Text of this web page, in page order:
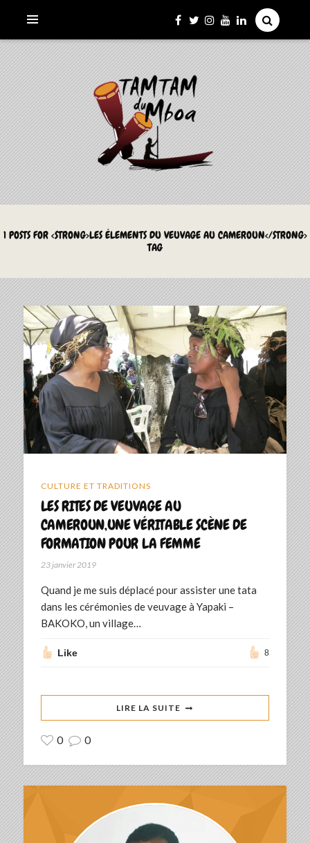
LE TAMTAM DU MBOA
La Culture du Mboa Dévoilée !
1 POSTS FOR <STRONG>LES ÉLEMENTS DU VEUVAGE AU CAMEROUN</STRONG>
TAG
CULTURE ET TRADITIONS
LES RITES DE VEUVAGE AU
CAMEROUN,UNE VÉRITABLE SCÈNE DE
FORMATION POUR LA FEMME
23 janvier 2019
Quand je me suis déplacé pour assister une tata
dans les cérémonies de veuvage à Yapaki –
BAKOKO, un village…
Like 8
LIRE LA SUITE
0 0